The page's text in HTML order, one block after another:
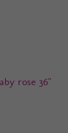
rose 36"